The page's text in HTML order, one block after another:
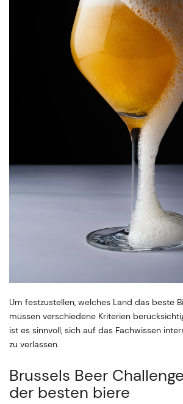
Um festzustellen, welches Land das beste
müssen verschiedene Kriterien
ist es sinnvoll, sich auf das Fachwissen
zu verlassen.
Brussels Beer
der besten biere